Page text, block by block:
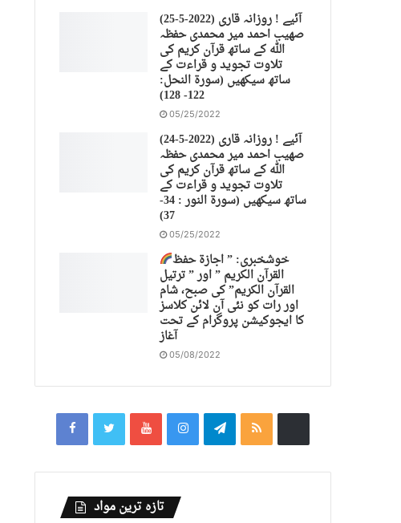
(25-5-2022) آئیے ! روزانہ قاری
صهیب احمد میر محمدی حفظہ
اللہ کے ساتھ قرآن کریم کی
تلاوت تجوید و قراءت کے
ساتھ سیکھیں (سورة النحل:
122- 128)
05/25/2022
(24-5-2022) آئیے ! روزانہ قاری
صهیب احمد میر محمدی حفظہ
اللہ کے ساتھ قرآن کریم کی
تلاوت تجوید و قراءت کے
ساتھ سیکھیں (سورة النور : 34-
37)
05/25/2022
خوشخبری: ” اجازة حفظ
القرآن الكريم ” اور ” ترتیل
القرآن الكريم” کی صبح، شام
اور رات کو نئی آن لائن کلاسز
کا ایجوکیشن پروگرام کے تحت
آغاز
05/08/2022
تازہ ترین مواد